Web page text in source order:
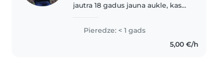
jautra 18 gadus jauna aukle, kas
Man nav iepriekšējas pieredzes
ar bērniem, taču es protu zīmēt
Pieredze: < 1 gads
5,00 €/h